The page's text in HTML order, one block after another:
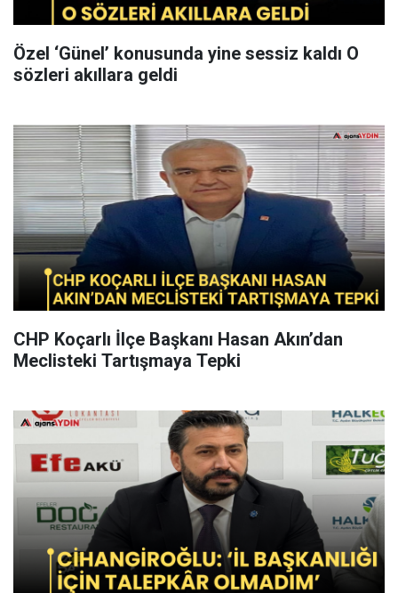
Özel ‘Günel’ konusunda yine sessiz kaldı O
sözleri akıllara geldi
CHP Koçarlı İlçe Başkanı Hasan Akın’dan
Meclisteki Tartışmaya Tepki